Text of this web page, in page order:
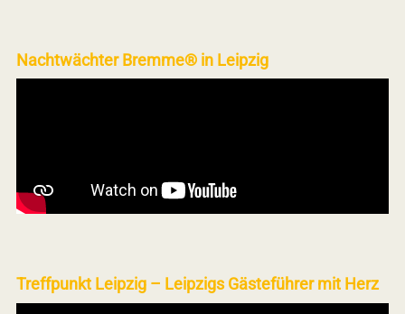
Nachtwächter Bremme® in Leipzig
Treffpunkt Leipzig – Leipzigs Gästeführer mit Herz